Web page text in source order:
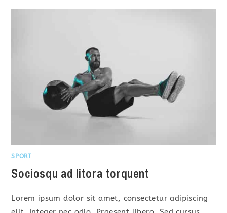
SPORT
Sociosqu ad litora torquent
Lorem ipsum dolor sit amet, consectetur adipiscing